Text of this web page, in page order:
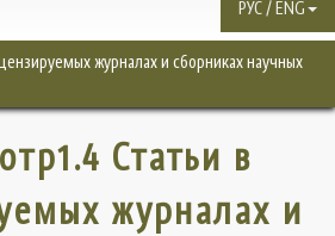
РУС / ENG
журналах и сборниках научных
Статьи в
журналах и